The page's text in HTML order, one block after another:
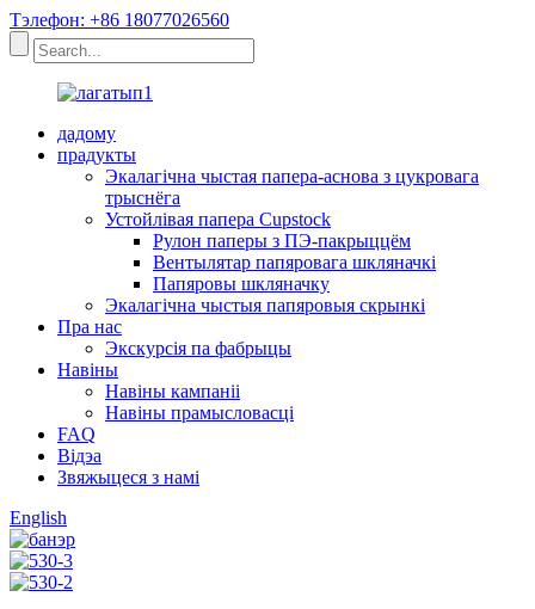
Тэлефон: +86 18077026560
дадому
прадукты
Экалагічна чыстая папера-аснова з цукровага
трыснёга
Устойлівая папера Cupstock
Рулон паперы з ПЭ-пакрыццём
Вентылятар папяровага шкляначкі
Папяровы шкляначку
Экалагічна чыстыя папяровыя скрынкі
Пра нас
Экскурсія па фабрыцы
Навіны
Навіны кампаніі
Навіны прамысловасці
FAQ
Відэа
Звяжыцеся з намі
English